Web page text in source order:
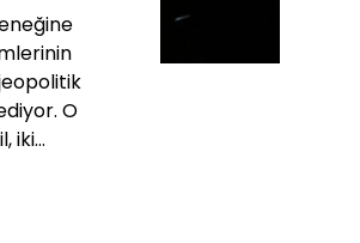
O
iki...